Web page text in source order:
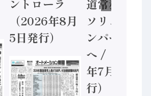
ントローラ
（2026年8月
5日発行）
道常務 共創の
ソリューショ
ンパートナー
へ / （2026
年7月29日発
行）